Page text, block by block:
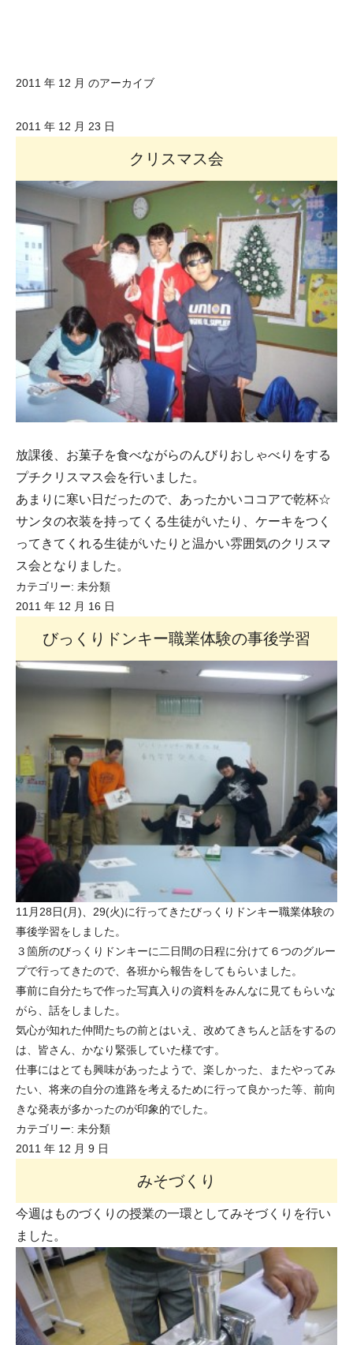
2011 年 12 月 のアーカイブ
2011 年 12 月 23 日
クリスマス会
放課後、お菓子を食べながらのんびりおしゃべりをする
プチクリスマス会を行いました。
あまりに寒い日だったので、あったかいココアで乾杯☆
サンタの衣装を持ってくる生徒がいたり、ケーキをつく
ってきてくれる生徒がいたりと温かい雰囲気のクリスマ
ス会となりました。
カテゴリー: 未分類
2011 年 12 月 16 日
びっくりドンキー職業体験の事後学習
11月28日(月)、29(火)に行ってきたびっくりドンキー職業体験の
事後学習をしました。
３箇所のびっくりドンキーに二日間の日程に分けて６つのグルー
プで行ってきたので、各班から報告をしてもらいました。
事前に自分たちで作った写真入りの資料をみんなに見てもらいな
がら、話をしました。
気心が知れた仲間たちの前とはいえ、改めてきちんと話をするの
は、皆さん、かなり緊張していた様です。
仕事にはとても興味があったようで、楽しかった、またやってみ
たい、将来の自分の進路を考えるために行って良かった等、前向
きな発表が多かったのが印象的でした。
カテゴリー: 未分類
2011 年 12 月 9 日
みそづくり
今週はものづくりの授業の一環としてみそづくりを行い
ました。